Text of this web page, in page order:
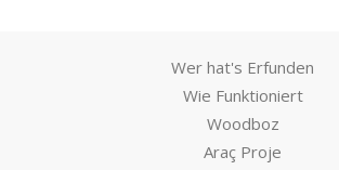
Wer hat's Erfunden
Wie Funktioniert
Woodboz
Araç Proje